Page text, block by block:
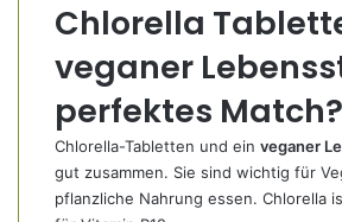
Chlorella
veganer
perfektes Match?
Chlorella-Tabletten und ein veganer
gut zusammen. Sie sind wichtig für
pflanzliche Nahrung essen. Chlorella